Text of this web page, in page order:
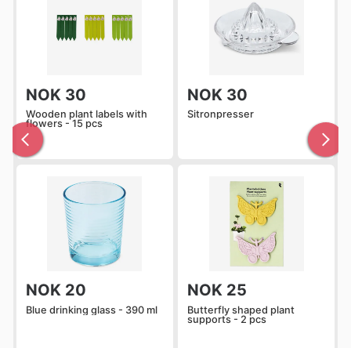
NOK 30
Wooden plant labels with
flowers - 15 pcs
NOK 30
Sitronpresser
NOK 20
Blue drinking glass - 390 ml
NOK 25
Butterfly shaped plant
supports - 2 pcs